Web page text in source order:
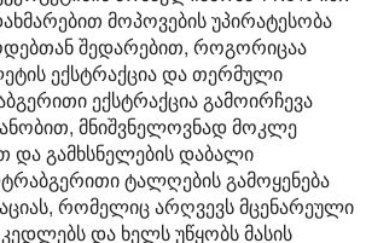
მოპოვების უპირატესობა
შედარებით, როგორიცაა
ექსტრაქცია და თერმული
ექსტრაქცია გამოირჩევა
მნიშვნელოვნად მოკლე
და გამხსნელების დაბალი
ტალღების გამოყენება
რომელიც არღვევს მცენარეული
და ხელს უწყობს მასის